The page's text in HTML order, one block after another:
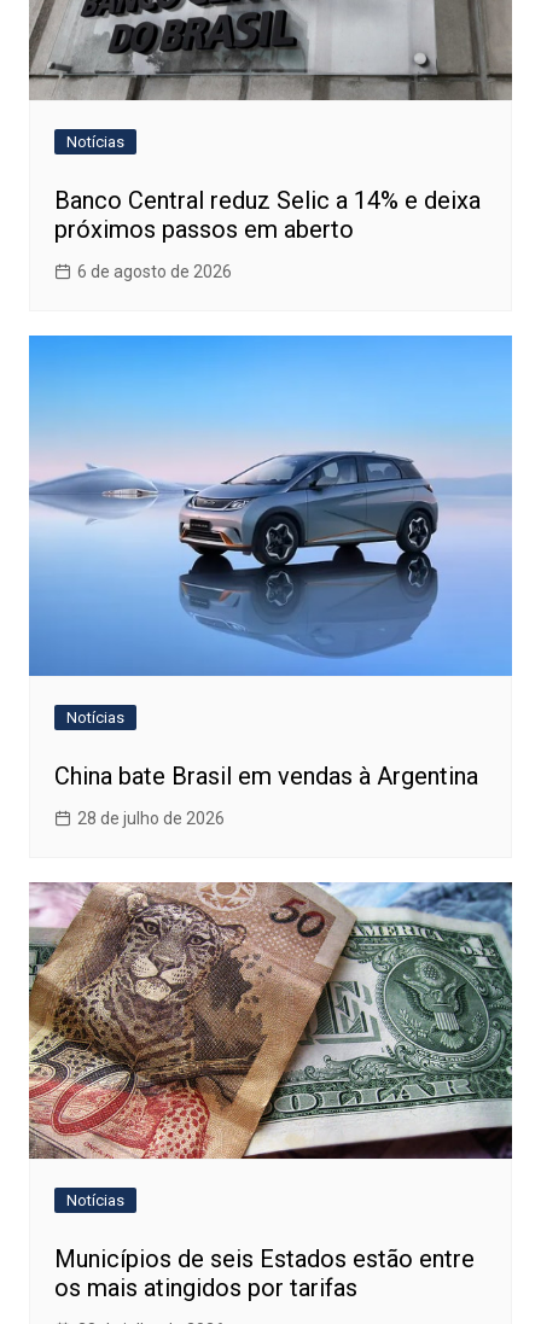
Notícias
Banco Central reduz Selic a 14% e deixa
próximos passos em aberto
6 de agosto de 2026
Notícias
China bate Brasil em vendas à Argentina
28 de julho de 2026
Notícias
Municípios de seis Estados estão entre
os mais atingidos por tarifas